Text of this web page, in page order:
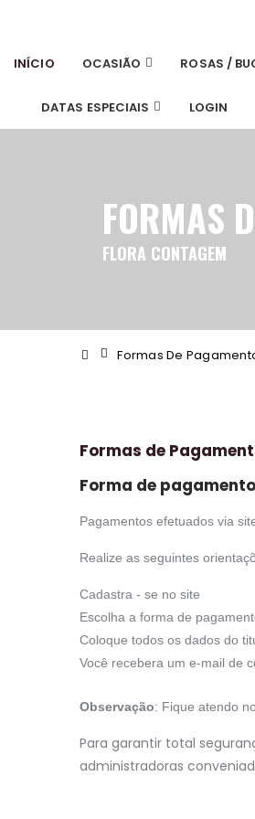
INÍCIO OCASIÃO ROSAS /
DATAS ESPECIAIS LOGIN
FORMAS
FLORA CONTAGEM
Formas De
Formas de
Forma de
Pagamentos efetuados via
Realize as seguintes
Cadastra - se no site
Escolha a forma de
Coloque todos os dados do
Você recebera um e-mail de
Observação: Fique atendo
Para garantir total
administradoras